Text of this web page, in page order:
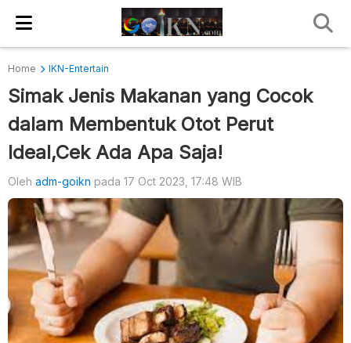
Home IKN-Entertain
Simak Jenis Makanan yang Cocok
dalam Membentuk Otot Perut
Ideal,Cek Ada Apa Saja!
Oleh adm-goikn pada 17 Oct 2023, 17:48 WIB